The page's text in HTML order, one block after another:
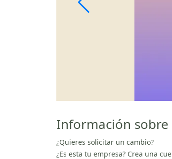
Información
¿Quieres solicitar un cambio?
¿Es esta tu empresa? Crea una